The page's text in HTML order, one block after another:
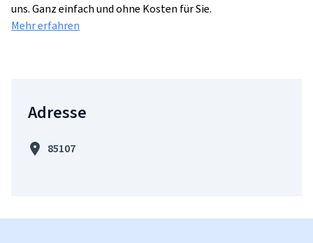
uns. Ganz einfach und ohne Kosten für Sie.
Mehr erfahren
Adresse
85107